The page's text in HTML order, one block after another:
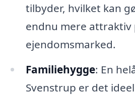
tilbyder, hvilket kan
endnu mere attraktiv
ejendomsmarked.
Familiehygge: En
Svenstrup er det